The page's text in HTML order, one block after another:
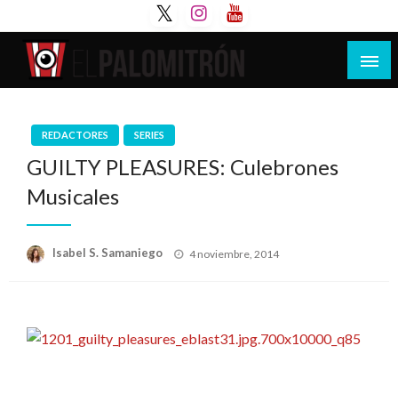
al
contenido
Tu espacio de la industria de cine española y
REDACTORES SERIES
GUILTY PLEASURES: Culebrones
Musicales
Isabel S. Samaniego
Publicado
4 noviembre, 2014